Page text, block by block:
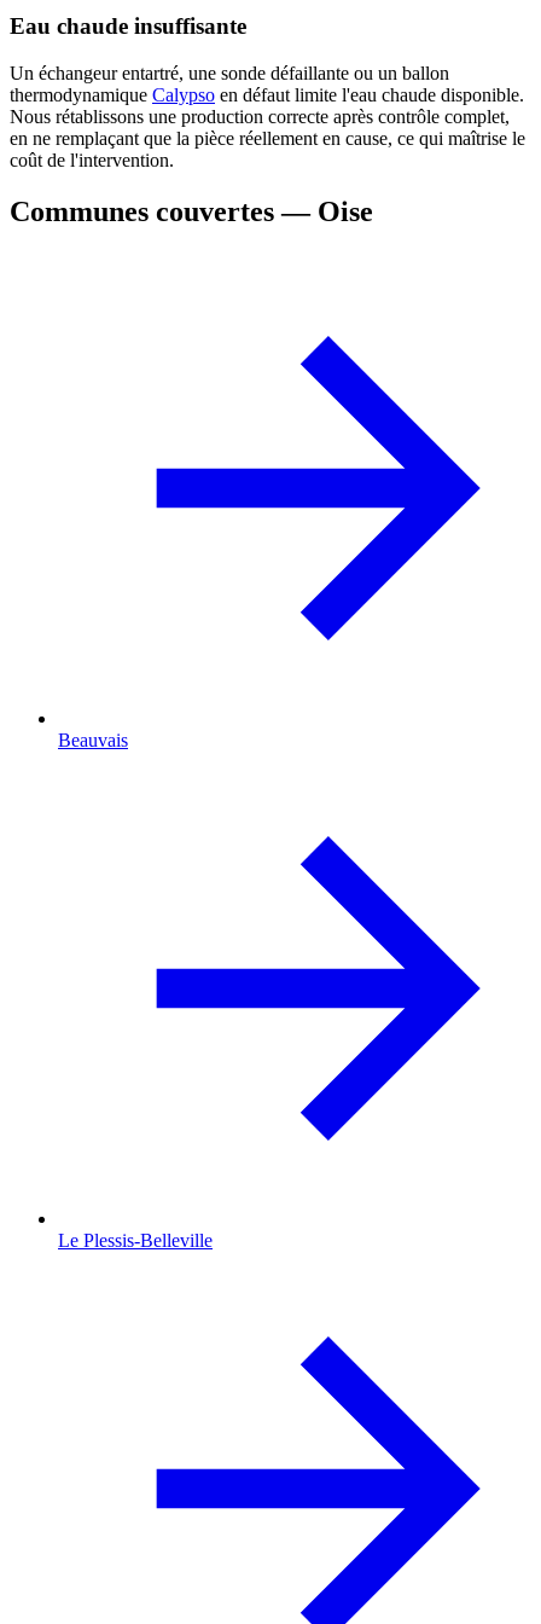
Eau chaude insuffisante
Un échangeur entartré, une sonde défaillante ou un ballon
thermodynamique Calypso en défaut limite l'eau chaude disponible.
Nous rétablissons une production correcte après contrôle complet,
en ne remplaçant que la pièce réellement en cause, ce qui maîtrise le
coût de l'intervention.
Communes couvertes — Oise
Beauvais
Le Plessis-Belleville